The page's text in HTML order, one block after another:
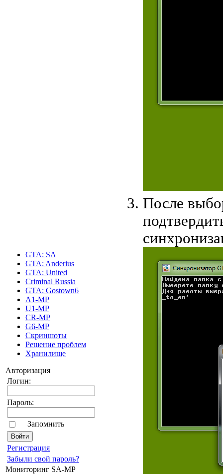
GTA: SA
GTA: Anderius
GTA: United
Criminal Russia
GTA: Gostown6
A1-MP
U1-MP
CR-MP
G6-MP
Скриншоты
Решение проблем
Хранилище
Авторизация
Логин:
Пароль:
Запомнить
Pегиcтрaция
Забыли свой пароль?
Мониторинг SA-MP
После